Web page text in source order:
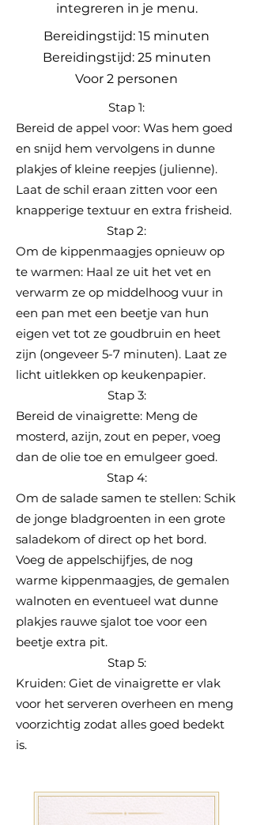
integreren in je menu.
Bereidingstijd: 15 minuten
Bereidingstijd: 25 minuten
Voor 2 personen
Stap 1:
Bereid de appel voor: Was hem goed
en snijd hem vervolgens in dunne
plakjes of kleine reepjes (julienne).
Laat de schil eraan zitten voor een
knapperige textuur en extra frisheid.
Stap 2:
Om de kippenmaagjes opnieuw op
te warmen: Haal ze uit het vet en
verwarm ze op middelhoog vuur in
een pan met een beetje van hun
eigen vet tot ze goudbruin en heet
zijn (ongeveer 5-7 minuten). Laat ze
licht uitlekken op keukenpapier.
Stap 3:
Bereid de vinaigrette: Meng de
mosterd, azijn, zout en peper, voeg
dan de olie toe en emulgeer goed.
Stap 4:
Om de salade samen te stellen: Schik
de jonge bladgroenten in een grote
saladekom of direct op het bord.
Voeg de appelschijfjes, de nog
warme kippenmaagjes, de gemalen
walnoten en eventueel wat dunne
plakjes rauwe sjalot toe voor een
beetje extra pit.
Stap 5:
Kruiden: Giet de vinaigrette er vlak
voor het serveren overheen en meng
voorzichtig zodat alles goed bedekt
is.